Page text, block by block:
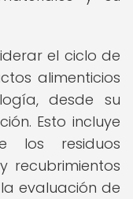
el ciclo de
alimenticios
desde su
Esto incluye
los residuos
recubrimientos
evaluación de